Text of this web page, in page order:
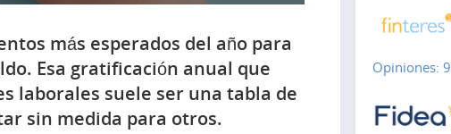
más esperados del año para
Esa gratificación anual que
laborales suele ser una tabla de
sin medida para otros.
Opiniones: 9